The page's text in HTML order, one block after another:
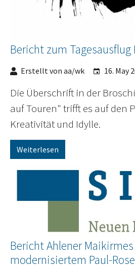
Bericht zum
Erstellt von aa/wk 16. May
Die Überschrift in der
auf Touren" trifft es auf den
Kreativität und Idylle.
Weiterlesen
Bericht Ahlener
modernisiertem Paul-